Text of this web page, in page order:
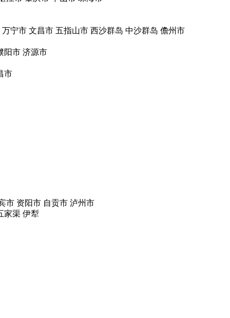
万宁市 文昌市 五指山市 西沙群岛 中沙群岛 儋州市
阳市 济源市
市
市 资阳市 自贡市 泸州市
家渠 伊犁